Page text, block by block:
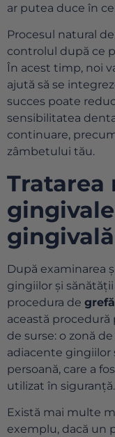
ar putea duce în
Procesul natural
controlul după ce
În acest timp, noi
ajută să se
succes poate
sensibilitatea
continuare,
zâmbetului tău.
Tratarea
gingivală
După examinarea
gingiilor și
procedura de
această
de surse: o zonă
adiacente gingiilor
persoană, care a
utilizat în siguranță.
Există mai multe
exemplu, dacă un